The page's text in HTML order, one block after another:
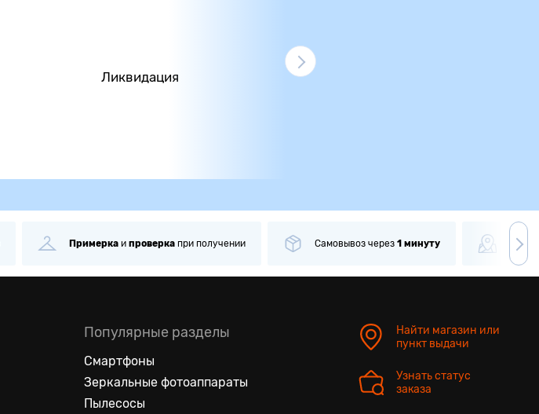
Ликвидация
Примерка и проверка при получении Самовывоз через 1 минуту Более
Популярные разделы
Смартфоны
Зеркальные фотоаппараты
Пылесосы
Найти магазин или
пункт выдачи
Узнать статус
заказа